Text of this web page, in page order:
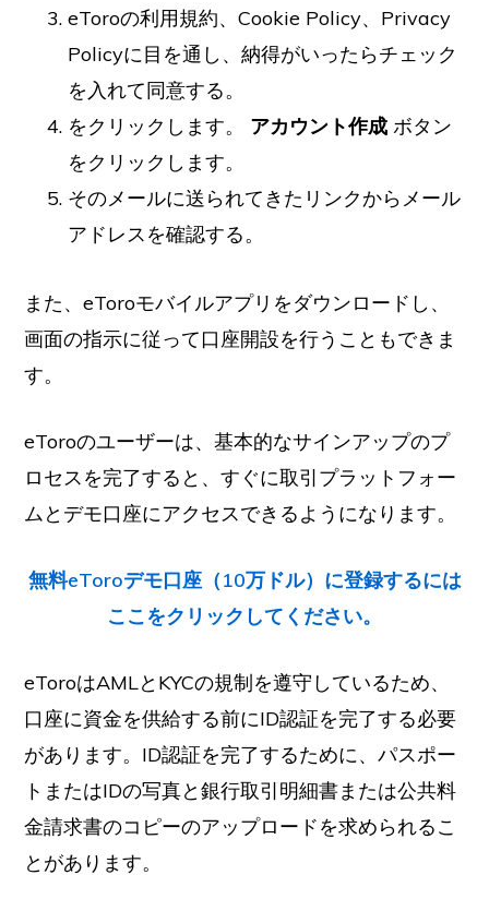
eToroの利用規約、Cookie Policy、Privacy
Policyに目を通し、納得がいったらチェック
を入れて同意する。
をクリックします。 アカウント作成 ボタン
をクリックします。
そのメールに送られてきたリンクからメール
アドレスを確認する。
また、eToroモバイルアプリをダウンロードし、
画面の指示に従って口座開設を行うこともできま
す。
eToroのユーザーは、基本的なサインアップのプ
ロセスを完了すると、すぐに取引プラットフォー
ムとデモ口座にアクセスできるようになります。
無料eToroデモ口座（10万ドル）に登録するには
ここをクリックしてください。
eToroはAMLとKYCの規制を遵守しているため、
口座に資金を供給する前にID認証を完了する必要
があります。ID認証を完了するために、パスポー
トまたはIDの写真と銀行取引明細書または公共料
金請求書のコピーのアップロードを求められるこ
とがあります。